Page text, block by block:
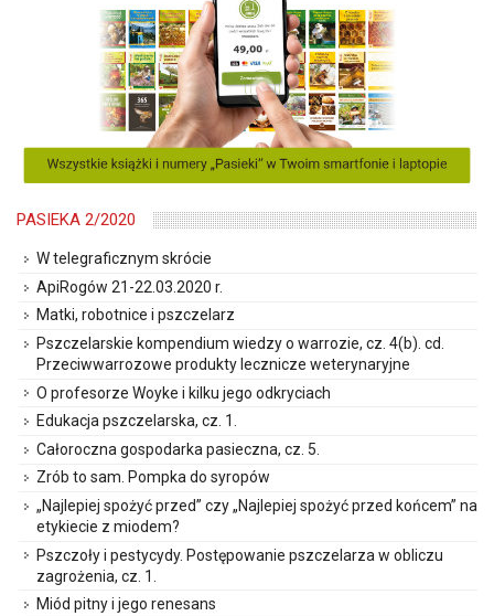
PASIEKA 2/2020
W telegraficznym skrócie
ApiRogów 21-22.03.2020 r.
Matki, robotnice i pszczelarz
Pszczelarskie kompendium wiedzy o warrozie, cz. 4(b). cd.
Przeciwwarrozowe produkty lecznicze weterynaryjne
O profesorze Woyke i kilku jego odkryciach
Edukacja pszczelarska, cz. 1.
Całoroczna gospodarka pasieczna, cz. 5.
Zrób to sam. Pompka do syropów
„Najlepiej spożyć przed” czy „Najlepiej spożyć przed końcem” na
etykiecie z miodem?
Pszczoły i pestycydy. Postępowanie pszczelarza w obliczu
zagrożenia, cz. 1.
Miód pitny i jego renesans